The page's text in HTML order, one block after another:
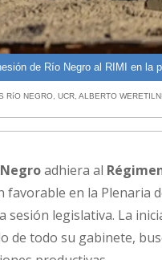
de Río Negro al RIMI en la
RíO NEGRO ,UCR ,ALBERTO
adhiera al
favorable en la Plenaria
sesión legislativa. La
de todo su gabinete,